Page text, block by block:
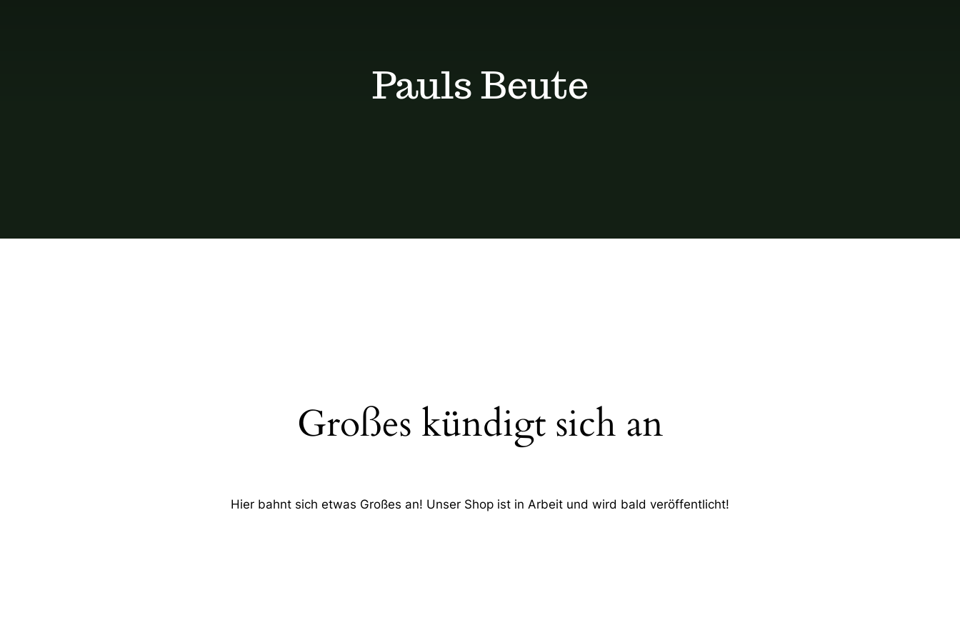
Pauls Beute
Großes kündigt sich an
Hier bahnt sich etwas Großes an! Unser Shop ist in Arbeit und wird bald veröffentlicht!